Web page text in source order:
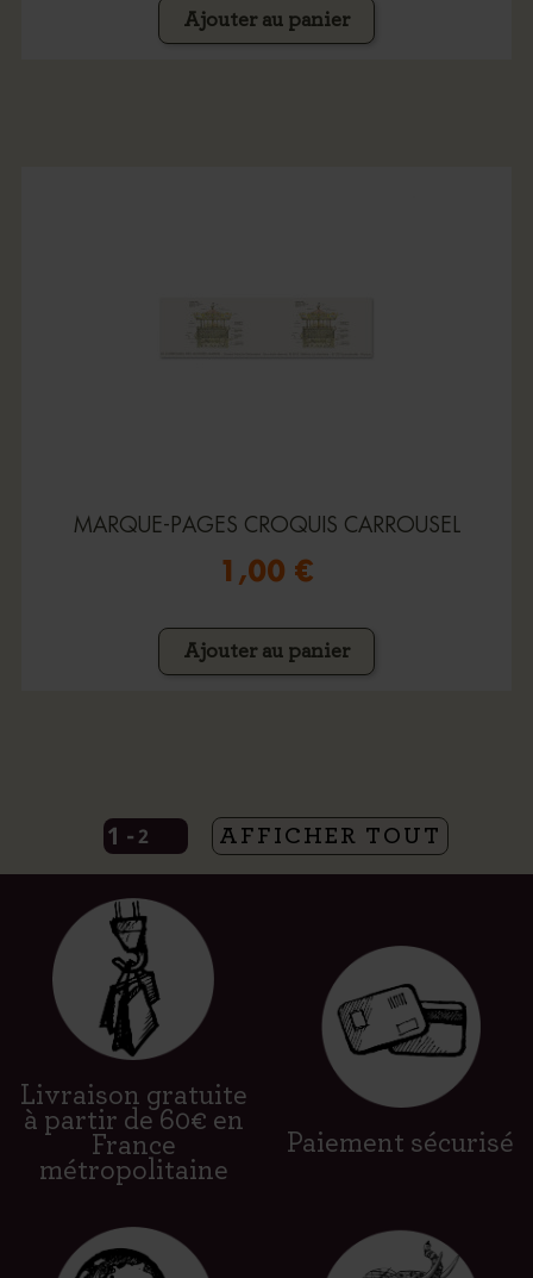
Ajouter au panier
MARQUE-PAGES CROQUIS CARROUSEL
1,00 €
Ajouter au panier
1 - 2 AFFICHER TOUT
Livraison gratuite
à partir de 60€ en
France
métropolitaine
Paiement sécurisé